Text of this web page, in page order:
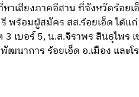
าเสียงภาคอีสาน ที่จังหวัดร้อ
พร้อมผู้สมัคร สส.ร้อยเอ็ด ได้แ
3 เบอร์ 5, น.ส.จิราพร สินธุไพร
ฒนาการ ร้อยเอ็ด อ.เมือง และ